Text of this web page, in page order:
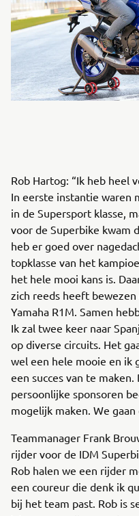
Rob Hartog: “Ik heb heel
In eerste instantie waren
in de Supersport klasse,
voor de Superbike kwam
heb er goed over
topklasse van het
het hele mooi kans is.
zich reeds heeft
Yamaha R1M. Samen
Ik zal twee keer naar
op diverse circuits. Het
wel een hele mooie en ik
een succes van te
persoonlijke sponsoren
mogelijk maken. We gaan
Teammanager Frank
rijder voor de IDM
Rob halen we een rijder
een coureur die denk ik
bij het team past. Rob is